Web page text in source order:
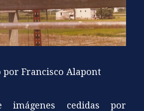
por Francisco Alapont
imágenes cedidas por